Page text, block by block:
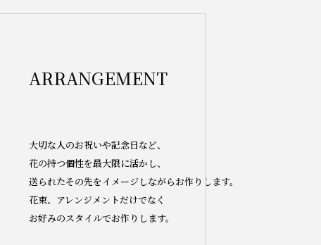
ARRANGEMENT
大切な人のお祝いや記念日など、
花の持つ個性を最大限に活かし、
送られたその先をイメージしながらお作りします。
花束、アレンジメントだけでなく
お好みのスタイルでお作りします。